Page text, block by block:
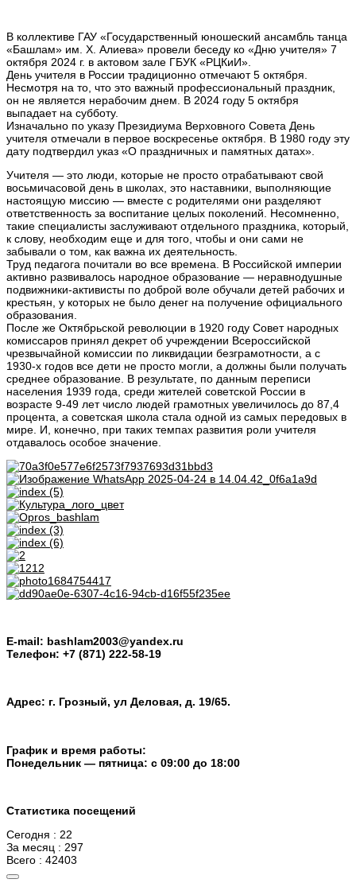
В коллективе ГАУ «Государственный юношеский ансамбль танца
«Башлам» им. Х. Алиева» провели беседу ко «Дню учителя» 7
октября 2024 г. в актовом зале ГБУК «РЦКиИ».
День учителя в России традиционно отмечают 5 октября.
Несмотря на то, что это важный профессиональный праздник,
он не является нерабочим днем. В 2024 году 5 октября
выпадает на субботу.
Изначально по указу Президиума Верховного Совета День
учителя отмечали в первое воскресенье октября. В 1980 году эту
дату подтвердил указ «О праздничных и памятных датах».
Учителя — это люди, которые не просто отрабатывают свой
восьмичасовой день в школах, это наставники, выполняющие
настоящую миссию — вместе с родителями они разделяют
ответственность за воспитание целых поколений. Несомненно,
такие специалисты заслуживают отдельного праздника, который,
к слову, необходим еще и для того, чтобы и они сами не
забывали о том, как важна их деятельность.
Труд педагога почитали во все времена. В Российской империи
активно развивалось народное образование — неравнодушные
подвижники-активисты по доброй воле обучали детей рабочих и
крестьян, у которых не было денег на получение официального
образования.
После же Октябрьской революции в 1920 году Совет народных
комиссаров принял декрет об учреждении Всероссийской
чрезвычайной комиссии по ликвидации безграмотности, а с
1930-х годов все дети не просто могли, а должны были получать
среднее образование. В результате, по данным переписи
населения 1939 года, среди жителей советской России в
возрасте 9-49 лет число людей грамотных увеличилось до 87,4
процента, а советская школа стала одной из самых передовых в
мире. И, конечно, при таких темпах развития роли учителя
отдавалось особое значение.
E-mail: bashlam2003@yandex.ru
Телефон: +7 (871) 222-58-19
Адрес: г. Грозный, ул Деловая, д. 19/65.
График и время работы:
Понедельник — пятница: с 09:00 до 18:00
Статистика посещений
Сегодня : 22
За месяц : 297
Всего : 42403